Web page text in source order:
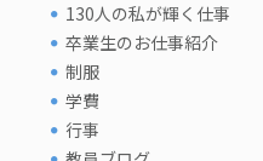
130人の私が輝く仕事
卒業生のお仕事紹介
制服
学費
行事